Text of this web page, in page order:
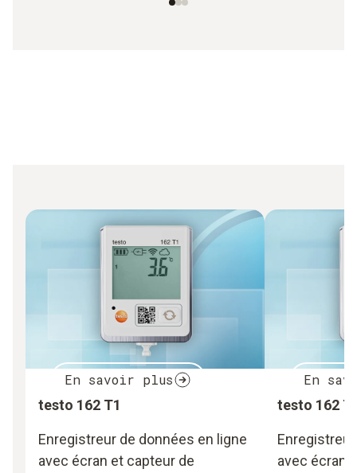
En savoir plus
testo 162 T1
Enregistreur de données en ligne
avec écran et capteur de
En
testo 162
avec écran